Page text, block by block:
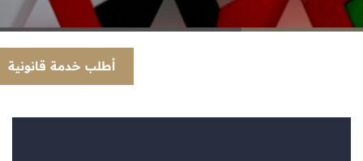
أطلب خدمة قانونية